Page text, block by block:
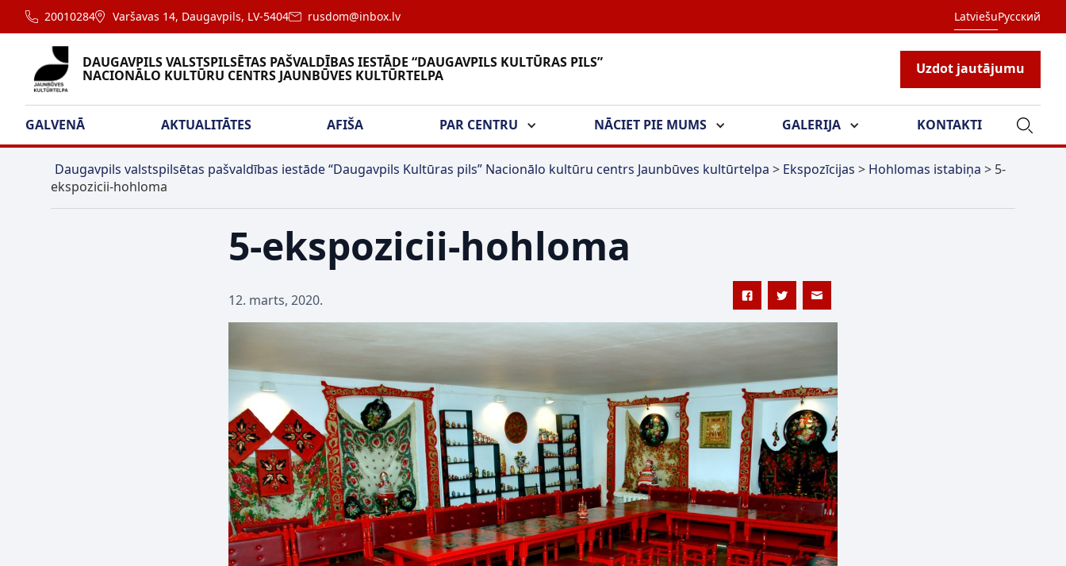
20010284 Varšavas 14, Daugavpils, LV-5404 rusdom@inbox.lv LatviešuРусский
DAUGAVPILS VALSTSPILSĒTAS PAŠVALDĪBAS IESTĀDE “DAUGAVPILS KULTŪRAS PILS”
NACIONĀLO KULTŪRU CENTRS JAUNBŪVES KULTŪRTELPA Uzdot jautājumu
GALVENĀ AKTUALITĀTES AFIŠA PAR CENTRU NĀCIET PIE MUMS GALERIJA KONTAKTI
Daugavpils valstspilsētas pašvaldības iestāde “Daugavpils Kultūras pils” Nacionālo kultūru centrs Jaunbūves kultūrtelpa > Ekspozīcijas > Hohlomas istabiņa > 5-
ekspozicii-hohloma
5-ekspozicii-hohloma
12. marts, 2020.